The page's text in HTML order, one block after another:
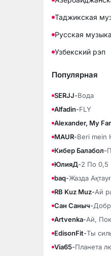
Таджикская
Русская музыка
Узбекский рэп
Популярная
SERJJ-Вода
Alfadin-FLY
Alexander, My
MAUR-Beri mein
Кибер Балабол-
ЮлияД-2 По 0,5
baq-Жазда
RB Kuz Muz-Ай
Сан Саныч-
Artvenka-Ай,
EdisonFit-Ты
Via65-Планета